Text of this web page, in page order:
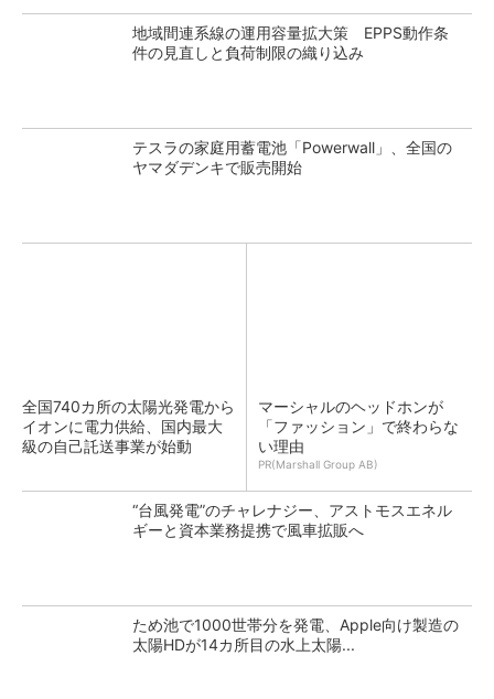
地域間連系線の運用容量拡大策 EPPS動作条
件の見直しと負荷制限の織り込み
テスラの家庭用蓄電池「Powerwall」、全国の
ヤマダデンキで販売開始
全国740カ所の太陽光発電から
イオンに電力供給、国内最大
級の自己託送事業が始動
マーシャルのヘッドホンが
「ファッション」で終わらな
い理由
PR(Marshall Group AB)
“台風発電”のチャレナジー、アストモスエネル
ギーと資本業務提携で風車拡販へ
ため池で1000世帯分を発電、Apple向け製造の
太陽HDが14カ所目の水上太陽...